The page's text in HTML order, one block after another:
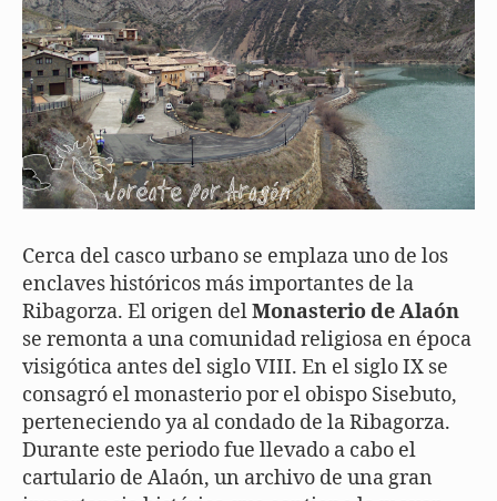
Cerca del casco urbano se emplaza uno de los
enclaves históricos más importantes de la
Ribagorza. El origen delMonasterio de Alaón
se remonta a una comunidad religiosa en época
visigótica antes del siglo VIII. En el siglo IX se
consagró el monasterio por el obispo Sisebuto,
perteneciendo ya al condado de la Ribagorza.
Durante este periodo fue llevado a cabo el
cartulario de Alaón, un archivo de una gran